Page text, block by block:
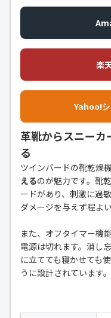
楽
Yahoo!
革靴からスニーカ
る
ツインバードの靴乾燥機
えるのが魅力です。靴
ードがあり、刺激に過
ダメージを与えず程よ
また、オフタイマー機
電源は切れます。消し
に立てても寝かせても使
うに設計されています。